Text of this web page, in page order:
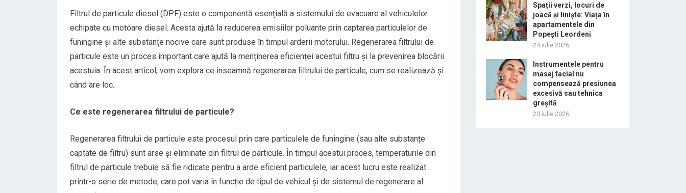
Filtrul de particule diesel (DPF) este o componentă esențială a sistemului de evacuare al vehiculelor
echipate cu motoare diesel. Acesta ajută la reducerea emisiilor poluante prin captarea particulelor de
funingine și alte substanțe nocive care sunt produse în timpul arderii motorului. Regenerarea filtrului de
particule este un proces important care ajută la menținerea eficienței acestui filtru și la prevenirea blocării
acestuia. În acest articol, vom explora ce înseamnă regenerarea filtrului de particule, cum se realizează și
când are loc.
Ce este regenerarea filtrului de particule?
Regenerarea filtrului de particule este procesul prin care particulele de funingine (sau alte substanțe
captate de filtru) sunt arse și eliminate din filtrul de particule. În timpul acestui proces, temperaturile din
filtrul de particule trebuie să fie ridicate pentru a arde eficient particulele, iar acest lucru este realizat
printr-o serie de metode, care pot varia în funcție de tipul de vehicul și de sistemul de regenerare al
Spații verzi, locuri de
joacă și liniște: Viața în
apartamentele din
Popești Leordeni
24 iulie 2026
Instrumentele pentru
masaj facial nu
compensează presiunea
excesivă sau tehnica
greșită
20 iulie 2026